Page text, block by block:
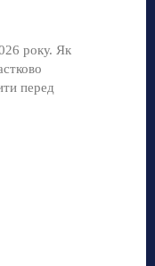
року. Як
перед